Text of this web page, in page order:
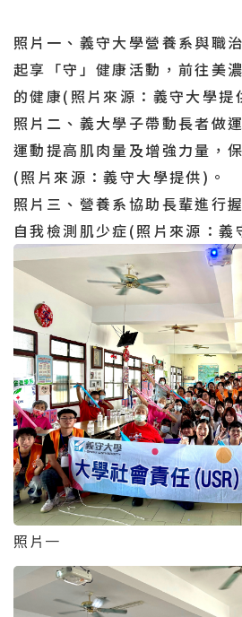
照片一、義守大學營養系與職
起享「守」健康活動，前往美
的健康(照片來源：義守大學提
照片二、義大學子帶動長者做
運動提高肌肉量及增強力量，
(照片來源：義守大學提供)。
照片三、營養系協助長輩進行
自我檢測肌少症(照片來源：義
照片一